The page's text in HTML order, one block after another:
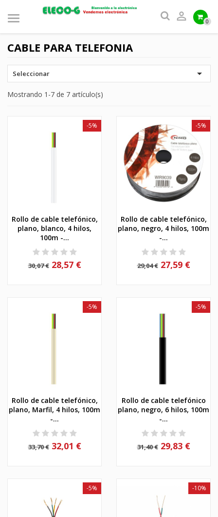
 0
CABLE PARA TELEFONIA
Seleccionar 
Mostrando 1-7 de 7 artículo(s)
Rollo de cable telefónico,
plano, blanco, 4 hilos,
100m -...
30,07 €
-5%
28,57 €
Rollo de cable telefónico,
plano, negro, 4 hilos, 100m
-...
29,04 €
-5%
27,59 €
Rollo de cable telefónico,
plano, Marfil, 4 hilos, 100m
-...
33,70 €
-5%
32,01 €
Rollo de cable telefónico
plano, negro, 6 hilos, 100m
-...
31,40 €
-5%
29,83 €
-5% -10%